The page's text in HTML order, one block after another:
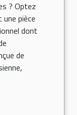
? Optez
pièce
dont
de